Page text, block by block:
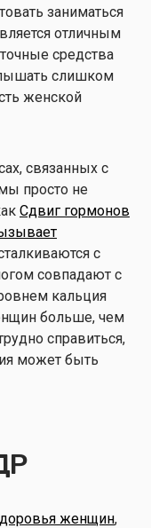
заниматься
отличным
средства
слишком
женской
связанных с
просто не
Сдвиг гормонов
с
совпадают с
кальция
больше, чем
справиться,
может быть
женщин,